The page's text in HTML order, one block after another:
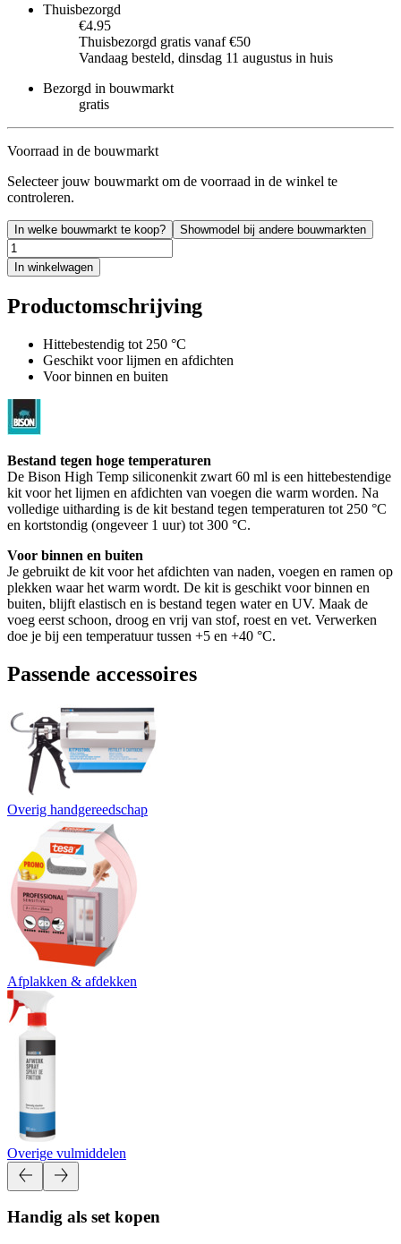
Thuisbezorgd
€4.95
Thuisbezorgd gratis vanaf €50
Vandaag besteld, dinsdag 11 augustus in huis
Bezorgd in bouwmarkt
gratis
Voorraad in de bouwmarkt
Selecteer jouw bouwmarkt om de voorraad in de winkel te
controleren.
In welke bouwmarkt te koop? Showmodel bij andere bouwmarkten
In winkelwagen
Productomschrijving
Hittebestendig tot 250 °C
Geschikt voor lijmen en afdichten
Voor binnen en buiten
Bestand tegen hoge temperaturen
De Bison High Temp siliconenkit zwart 60 ml is een hittebestendige
kit voor het lijmen en afdichten van voegen die warm worden. Na
volledige uitharding is de kit bestand tegen temperaturen tot 250 °C
en kortstondig (ongeveer 1 uur) tot 300 °C.
Voor binnen en buiten
Je gebruikt de kit voor het afdichten van naden, voegen en ramen op
plekken waar het warm wordt. De kit is geschikt voor binnen en
buiten, blijft elastisch en is bestand tegen water en UV. Maak de
voeg eerst schoon, droog en vrij van stof, roest en vet. Verwerken
doe je bij een temperatuur tussen +5 en +40 °C.
Passende accessoires
Overig handgereedschap
Afplakken & afdekken
Overige vulmiddelen
Handig als set kopen